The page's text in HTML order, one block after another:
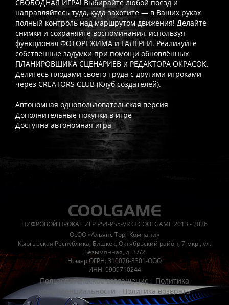
СВОБОДНАЯ ИГРА! Выбирайте любой поезд и
направляйтесь туда, куда захотите — в Ваших руках
полный контроль над маршрутом движения! Делайте
снимки и сохраняйте воспоминания, используя
функционал ФОТОРЕЖИМА и ГАЛЕРЕИ. Реализуйте
собственные задумки при помощи обновлённых
ПЛАНИРОВЩИКА СЦЕНАРИЕВ и РЕДАКТОРА ОКРАСОК.
Делитесь плодами своего труда с другими игроками
через CREATORS CLUB (Клуб создателей).
Автономная однопользовательская версия
Дополнительные покупки в игре
Доступна автономная игра
Часто спрашивают
Работает ли русский язык? Если локализация игры для
Что если игра не запускается?Свяжитесь с нашей
Есть ли поддержка после покупки?Да, наша поддержка
ЦИФРОВОЙ ПРОКАТ ИГР PS4-PS5-VR © COOLGAME 2013 - 2026
ОсОО «Альянс Торг Компани»
Кыргызская Республика, Бишкек, Октябрьский район, 7-мкр., ул.
Безымянная, д. 37/2
Номер ОГРН: 310076-3301-ООО
ИНН: 9909710244
Пользовательское соглашение| Политика
конфиденциальности | Политика возврата